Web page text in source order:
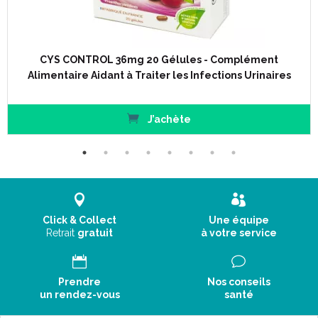
grand verre d’ eau pendant 5 jours.
Précautions d' emploi :
Tenir hors de la portée des jeunes enfants.
personnes ayant des antécédents de troubles convulsifs ou
En cas de traitement anticoagulant, il convient de consulter
Si l’ inconfort urinaire persiste après 48 heures, un médecin
doit être consulté.
Cys Control Flash est déconseillé en cas d' hypersensibilité à
l' un des constituants.
En cas d' effets indésirables, n' hésitez pas à demander
conseil à votre médecin.
CYS CONTROL 36mg 20 Gélules - Complément
Alimentaire Aidant à Traiter les Infections Urinaires
J’achète
Click & Collect
Retrait gratuit
Une équipe
à votre service
Prendre
un rendez-vous
Nos conseils
santé